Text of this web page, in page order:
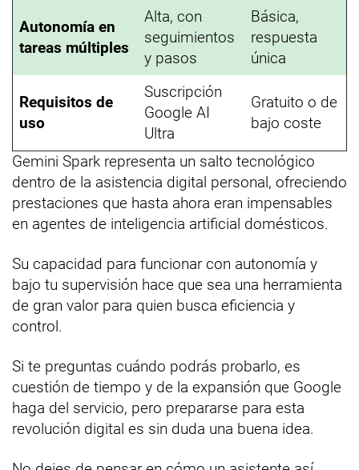
Autonomía en
tareas múltiples
Alta, con
seguimientos
y pasos
Básica,
respuesta
única
Requisitos de
uso
Suscripción
Google AI
Ultra
Gratuito o de
bajo coste
Gemini Spark representa un salto tecnológico
dentro de la asistencia digital personal, ofreciendo
prestaciones que hasta ahora eran impensables
en agentes de inteligencia artificial domésticos.
Su capacidad para funcionar con autonomía y
bajo tu supervisión hace que sea una herramienta
de gran valor para quien busca eficiencia y
control.
Si te preguntas cuándo podrás probarlo, es
cuestión de tiempo y de la expansión que Google
haga del servicio, pero prepararse para esta
revolución digital es sin duda una buena idea.